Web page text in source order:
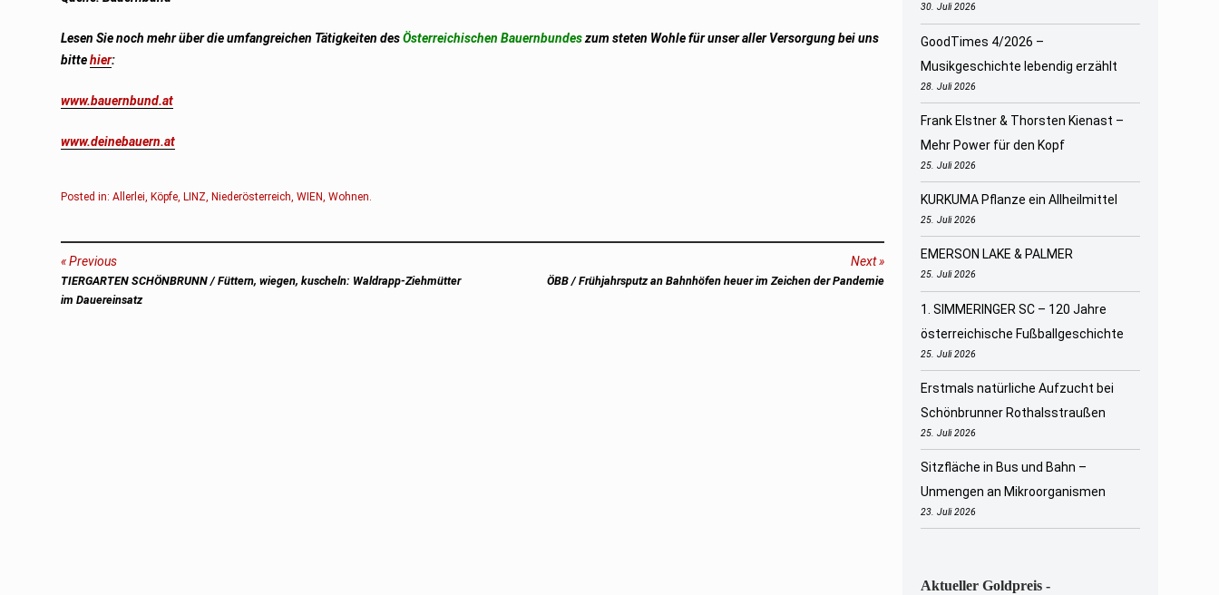
Lesen Sie noch mehr über die umfangreichen Tätigkeiten desÖsterreichischen Bauernbundeszum steten Wohle für unser aller Versorgung bei uns
bittehier:
www.bauernbund.at
www.deinebauern.at
Posted in:Allerlei ,Köpfe ,LINZ ,Niederösterreich ,WIEN ,Wohnen
Beitragsnavigation
Previous
Previous
post:
TIERGARTEN SCHÖNBRUNN / Füttern, wiegen, kuscheln: Waldrapp-Ziehmütter
im Dauereinsatz
Next
Next
ÖBB / Frühjahrsputz an Bahnhöfen heuer im Zeichen der Pandemie
30. Juli 2026
GoodTimes 4/2026 –
Musikgeschichte lebendig erzählt
28. Juli 2026
Frank Elstner & Thorsten Kienast –
Mehr Power für den Kopf
25. Juli 2026
KURKUMA Pflanze ein Allheilmittel
25. Juli 2026
EMERSON LAKE & PALMER
25. Juli 2026
1. SIMMERINGER SC – 120 Jahre
österreichische Fußballgeschichte
25. Juli 2026
Erstmals natürliche Aufzucht bei
Schönbrunner Rothalsstraußen
25. Juli 2026
Sitzfläche in Bus und Bahn –
Unmengen an Mikroorganismen
23. Juli 2026
Aktueller Goldpreis -